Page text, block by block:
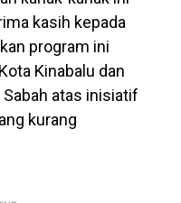
kasih kepada
program ini
Kinabalu dan
atas inisiatif
kurang